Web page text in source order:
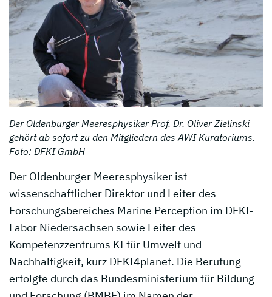
Der Oldenburger Meeresphysiker Prof. Dr. Oliver Zielinski
gehört ab sofort zu den Mitgliedern des AWI Kuratoriums.
Foto: DFKI GmbH
Der Oldenburger Meeresphysiker ist
wissenschaftlicher Direktor und Leiter des
Forschungsbereiches Marine Perception im DFKI-
Labor Niedersachsen sowie Leiter des
Kompetenzzentrums KI für Umwelt und
Nachhaltigkeit, kurz DFKI4planet. Die Berufung
erfolgte durch das Bundesministerium für Bildung